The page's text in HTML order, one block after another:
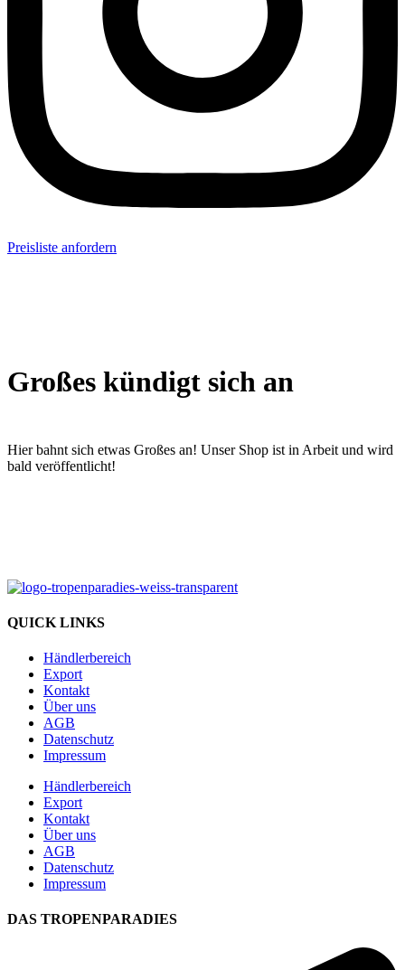
Preisliste anfordern
Großes kündigt sich an
Hier bahnt sich etwas Großes an! Unser Shop ist in Arbeit und wird
bald veröffentlicht!
QUICK LINKS
Händlerbereich
Export
Kontakt
Über uns
AGB
Datenschutz
Impressum
Händlerbereich
Export
Kontakt
Über uns
AGB
Datenschutz
Impressum
DAS TROPENPARADIES